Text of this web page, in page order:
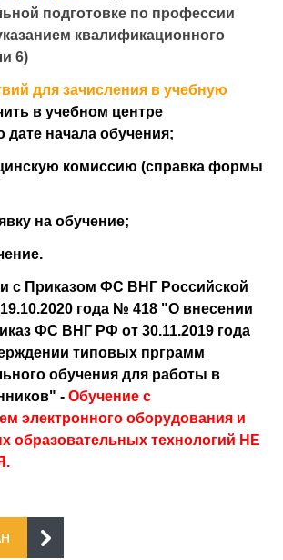
подготовке по профессии
квалификационного
6)
для зачисления в учебную
в учебном центре
начала обучения;
комиссию (справка формы
на обучение;
с Приказом ФС ВНГ Российской
года № 418 "О внесении
ФС ВНГ РФ от 30.11.2019 года
типовых прграмм
обучения для работы в
- Обучение с
электронного оборудования и
образовательных технологий НЕ